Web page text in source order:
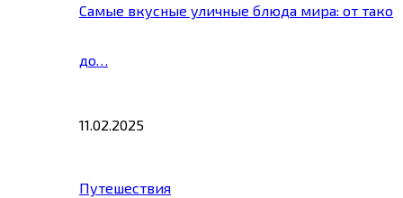
Самые вкусные уличные блюда мира: от тако
до…
11.02.2025
Путешествия